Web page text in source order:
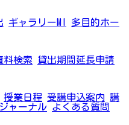
ギャラリーMI
多目的ホー
料検索
貸出期間延長申請
授業日程 受講申込案内 講
ャーナル よくある質問